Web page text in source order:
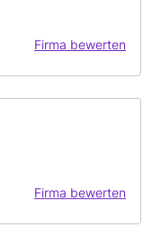
Firma bewerten
Firma bewerten